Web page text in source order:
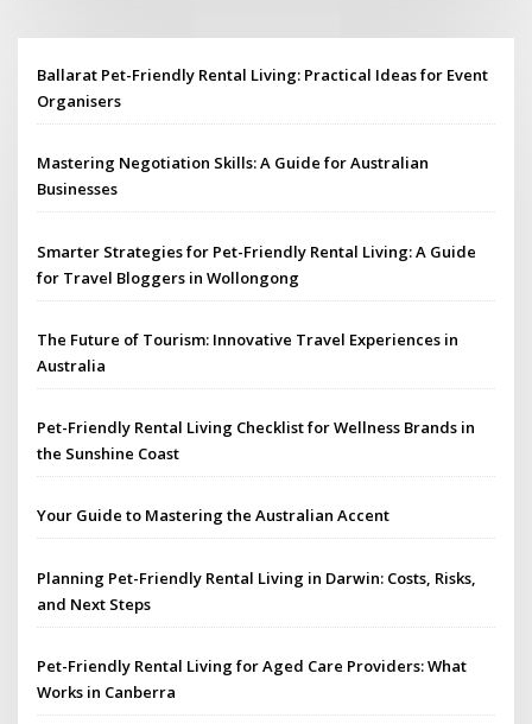
Ballarat Pet-Friendly Rental Living: Practical Ideas for Event
Organisers
Mastering Negotiation Skills: A Guide for Australian
Businesses
Smarter Strategies for Pet-Friendly Rental Living: A Guide
for Travel Bloggers in Wollongong
The Future of Tourism: Innovative Travel Experiences in
Australia
Pet-Friendly Rental Living Checklist for Wellness Brands in
the Sunshine Coast
Your Guide to Mastering the Australian Accent
Planning Pet-Friendly Rental Living in Darwin: Costs, Risks,
and Next Steps
Pet-Friendly Rental Living for Aged Care Providers: What
Works in Canberra